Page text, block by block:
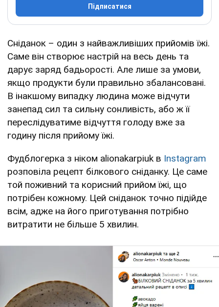
Підписатися
Сніданок – один з найважливіших прийомів їжі.
Саме він створює настрій на весь день та
дарує заряд бадьорості. Але лише за умови,
якщо продукти були правильно збалансовані.
В інакшому випадку людина може відчути
занепад сил та сильну сонливість, або ж її
переслідуватиме відчуття голоду вже за
годину після прийому їжі.
Фудблогерка з ніком alionakarpiuk в Instagram
розповіла рецепт білкового сніданку. Це саме
той поживний та корисний прийом їжі, що
потрібен кожному. Цей сніданок точно підійде
всім, адже на його приготування потрібно
витратити не більше 5 хвилин.